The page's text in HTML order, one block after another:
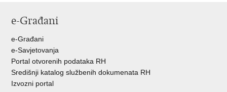
FacebookuTwitteru
e-Građani
e-Građani
e-Savjetovanja
Portal otvorenih podataka RH
Središnji katalog službenih dokumenata RH
Izvozni portal